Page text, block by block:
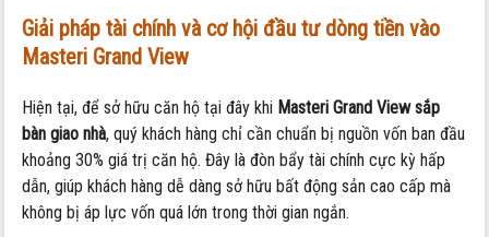
Giải pháp tài chính và cơ hội đầu tư dòng tiền vào
Masteri Grand View
Hiện tại, để sở hữu căn hộ tại đây khi Masteri Grand View sắp
bàn giao nhà, quý khách hàng chỉ cần chuẩn bị nguồn vốn ban đầu
khoảng 30% giá trị căn hộ. Đây là đòn bẩy tài chính cực kỳ hấp
dẫn, giúp khách hàng dễ dàng sở hữu bất động sản cao cấp mà
không bị áp lực vốn quá lớn trong thời gian ngắn.